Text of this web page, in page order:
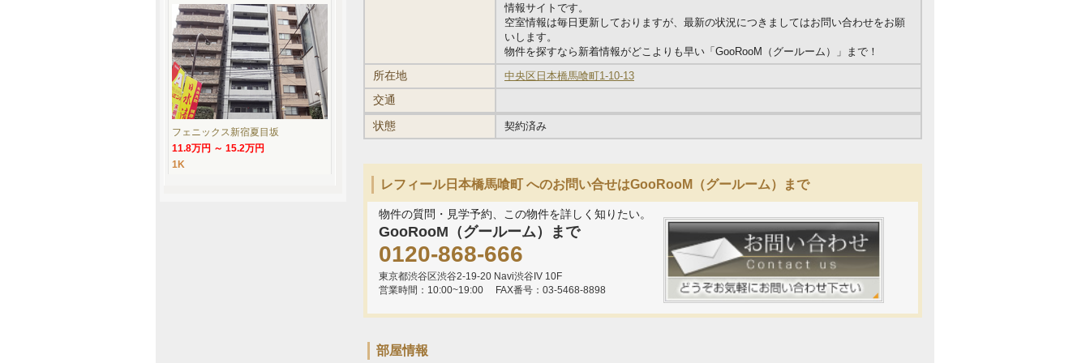
情報サイトです。
空室情報は毎日更新しておりますが、最新の状況につきましてはお問い合わせをお願
いします。
物件を探すなら新着情報がどこよりも早い「GooRooM（グールーム）」まで！
所在地 中央区日本橋馬喰町1-10-13
交通
状態
契約済み
レフィール日本橋馬喰町 へのお問い合せはGooRooM（グールーム）まで
物件の質問・見学予約、この物件を詳しく知りたい。
GooRooM（グールーム）まで
0120-868-666
東京都渋谷区渋谷2-19-20 Navi渋谷IV 10F
営業時間：10:00~19:00
FAX番号：03-5468-8898
部屋情報
フェニックス新宿夏目坂
11.8万円 ～ 15.2万円
1K